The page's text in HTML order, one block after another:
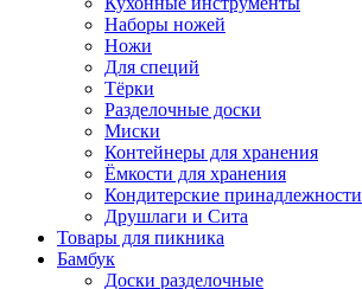
Наборы ножей
Ножи
Для специй
Тёрки
Разделочные доски
Миски
Контейнеры для хранения
Ёмкости для хранения
Кондитерские принадлежности
Друшлаги и Сита
Товары для пикника
Бамбук
Доски разделочные